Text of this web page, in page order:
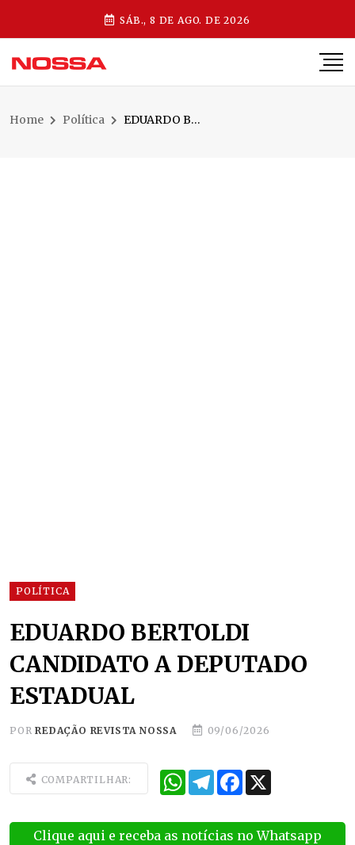
SÁB., 8 DE AGO. DE 2026
Home Política EDUARDO BERTOLDI CANDIDATO A DEPUTADO ESTADUAL
POLÍTICA
EDUARDO BERTOLDI
CANDIDATO A DEPUTADO
ESTADUAL
PORREDAÇÃO REVISTA NOSSA 09/06/2026
COMPARTILHAR: WhatsApp
TelegramFacebook
Clique aqui e receba as notícias no Whatsapp